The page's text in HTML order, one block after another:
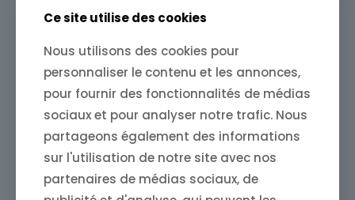
Store4One : stratégies de contenu
pour un blog performant
Store4One : Stratégies de Contenu pour un Blog
Performant Dans l’univers compétitif du blogging,
se démarquer n’est pas une mince affaire. Pour
captiver l’attention des lecteurs[…]
0 Read more
Ce site utilise des cookies
Nous utilisons des cookies pour
personnaliser le contenu et les annonces,
pour fournir des fonctionnalités de médias
sociaux et pour analyser notre trafic. Nous
partageons également des informations
sur l'utilisation de notre site avec nos
partenaires de médias sociaux, de